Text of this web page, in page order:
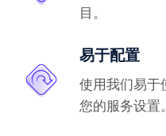
目。
易于配置
使用我们易于
您的服务设置。